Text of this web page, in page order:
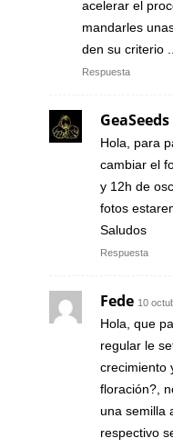
acelerar el
mandarles
den su criterio ..
Respuesta
GeaSeeds
Hola, para
cambiar el
y 12h de
fotos
Saludos
Respuesta
Fede 10
Hola, que
regular le
crecimiento
floración?,
una semilla
respectivo